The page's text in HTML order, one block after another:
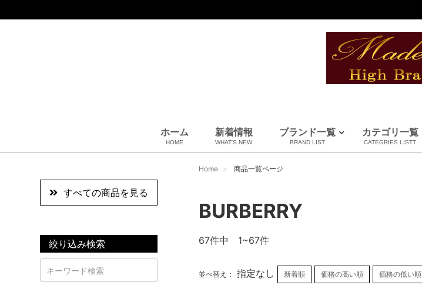
ホーム
HOME
新着情報
WHAT'S NEW
ブランド一覧
BRAND LIST
全てのブランドを見る
カテゴリ一覧
CATEGRIES LISTT
スカーフ・マフラー
コート、上着
雑貨・その他
バッグ＆ポーチ
アロマ＆フレグランス
Home 商品一覧ページ
すべての商品を見る
絞り込み検索
BURBERRY
67件中 1~67件
並べ替え： 指定なし 新着順 価格の高い順 価格の低い順